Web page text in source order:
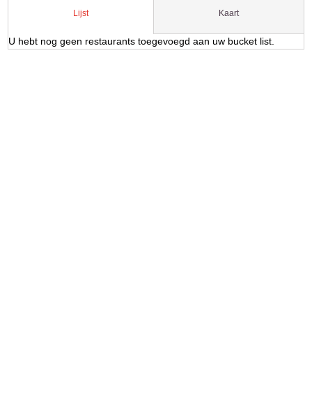
Lijst Kaart
U hebt nog geen restaurants toegevoegd aan uw bucket list.